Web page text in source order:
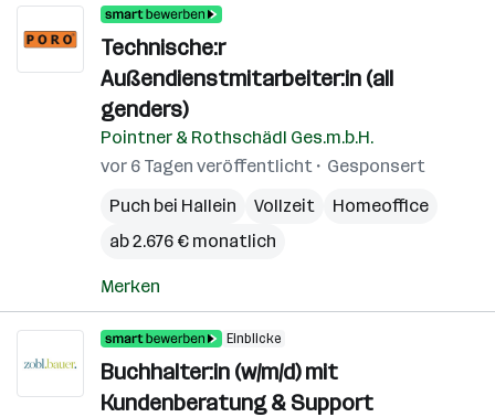
Technische:r
Außendienstmitarbeiter:in (all
genders)
Pointner & Rothschädl Ges.m.b.H.
vor 6 Tagen veröffentlicht
Gesponsert
Puch bei Hallein
Vollzeit
Homeoffice
ab 2.676 € monatlich
Merken
Einblicke
Buchhalter:in (w/m/d) mit
Kundenberatung & Support